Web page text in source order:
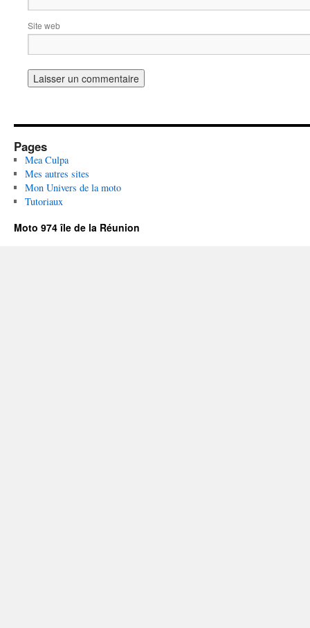
Site web
Pages
Mea Culpa
Mes autres sites
Mon Univers de la moto
Tutoriaux
Moto 974 île de la Réunion